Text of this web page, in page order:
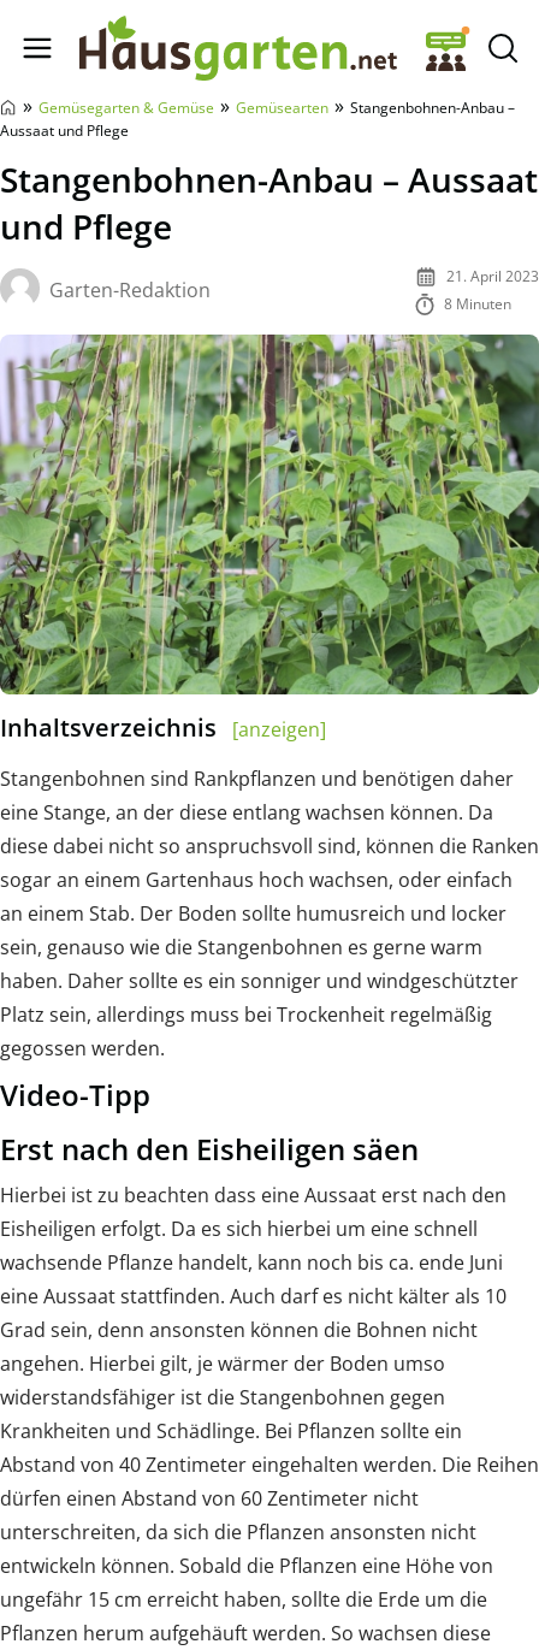
Hausgarten.net
» Gemüsegarten & Gemüse » Gemüsearten » Stangenbohnen-Anbau –
Aussaat und Pflege
Stangenbohnen-Anbau – Aussaat
und Pflege
Garten-Redaktion
21. April 2023
8 Minuten
Inhaltsverzeichnis
[anzeigen]
Stangenbohnen sind Rankpflanzen und benötigen daher
eine Stange, an der diese entlang wachsen können. Da
diese dabei nicht so anspruchsvoll sind, können die Ranken
sogar an einem Gartenhaus hoch wachsen, oder einfach
an einem Stab. Der Boden sollte humusreich und locker
sein, genauso wie die Stangenbohnen es gerne warm
haben. Daher sollte es ein sonniger und windgeschützter
Platz sein, allerdings muss bei Trockenheit regelmäßig
gegossen werden.
Video-Tipp
Erst nach den Eisheiligen säen
Hierbei ist zu beachten dass eine Aussaat erst nach den
Eisheiligen erfolgt. Da es sich hierbei um eine schnell
wachsende Pflanze handelt, kann noch bis ca. ende Juni
eine Aussaat stattfinden. Auch darf es nicht kälter als 10
Grad sein, denn ansonsten können die Bohnen nicht
angehen. Hierbei gilt, je wärmer der Boden umso
widerstandsfähiger ist die Stangenbohnen gegen
Krankheiten und Schädlinge. Bei Pflanzen sollte ein
Abstand von 40 Zentimeter eingehalten werden. Die Reihen
dürfen einen Abstand von 60 Zentimeter nicht
unterschreiten, da sich die Pflanzen ansonsten nicht
entwickeln können. Sobald die Pflanzen eine Höhe von
ungefähr 15 cm erreicht haben, sollte die Erde um die
Pflanzen herum aufgehäuft werden. So wachsen diese